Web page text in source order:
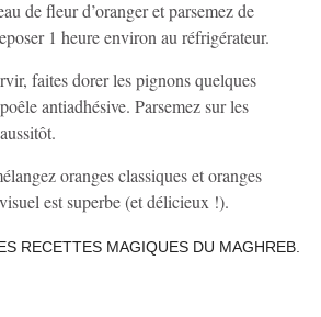
de fleur d’oranger et parsemez de
1 heure environ au réfrigérateur.
faites dorer les pignons quelques
antiadhésive. Parsemez sur les
oranges classiques et oranges
est superbe (et délicieux !).
RECETTES MAGIQUES DU MAGHREB.